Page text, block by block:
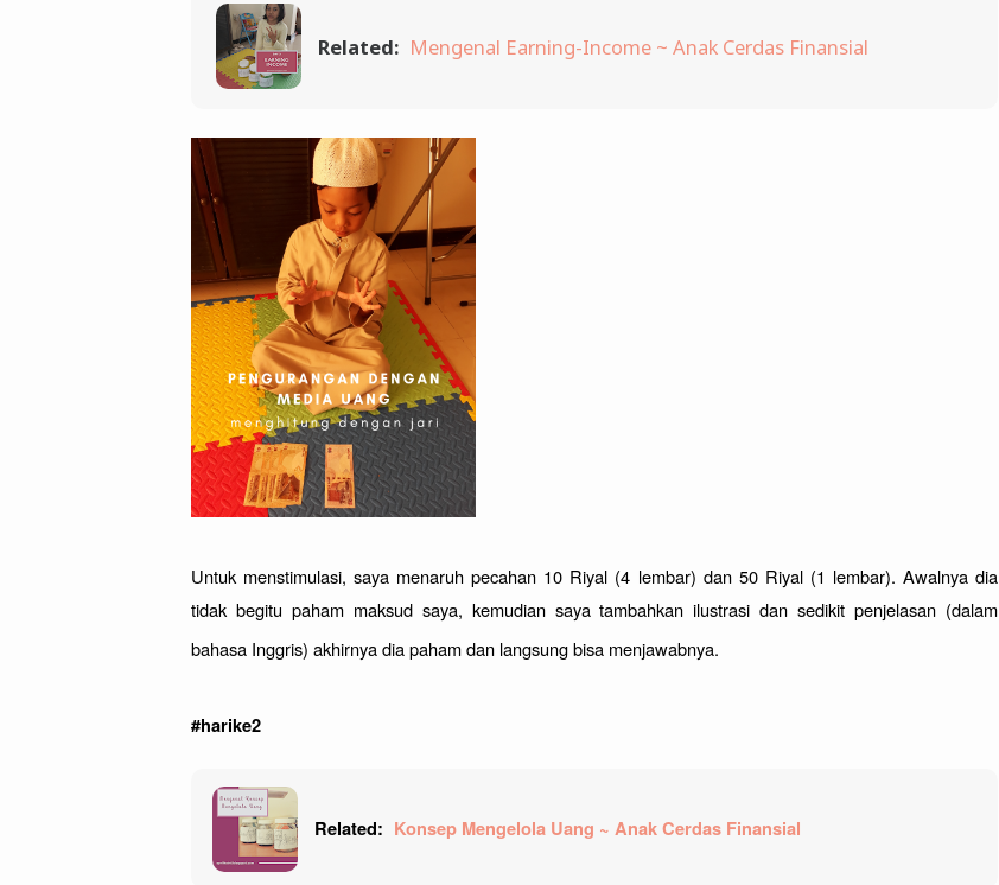
Related: Mengenal Earning-Income ~ Anak Cerdas Finansial
Untuk menstimulasi, saya menaruh pecahan 10 Riyal (4 lembar) dan 50 Riyal (1 lembar). Awalnya dia
tidak begitu paham maksud saya, kemudian saya tambahkan ilustrasi dan sedikit penjelasan (dalam
bahasa Inggris) akhirnya dia paham dan langsung bisa menjawabnya.
#harike2
Related: Konsep Mengelola Uang ~ Anak Cerdas Finansial